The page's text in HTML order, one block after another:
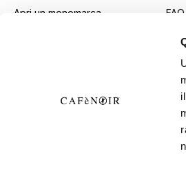
Apri un monomarca
FAQ